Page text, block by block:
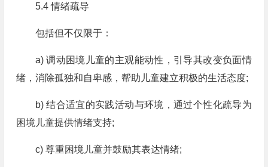
5.4 情绪疏导
包括但不仅限于：
a) 调动困境儿童的主观能动性，引导其改变负面情
绪，消除孤独和自卑感，帮助儿童建立积极的生活态度;
b) 结合适宜的实践活动与环境，通过个性化疏导为
困境儿童提供情绪支持;
c) 尊重困境儿童并鼓励其表达情绪;